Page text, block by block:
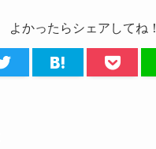
よかったらシェアしてね！